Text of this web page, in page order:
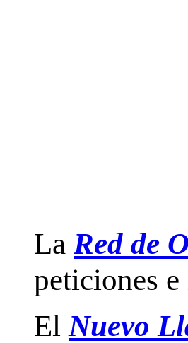
La Red de
peticiones
ElNuevo